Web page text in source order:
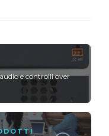
e controlli over